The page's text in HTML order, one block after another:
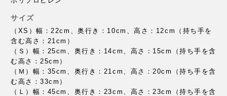
サイズ
（XS）幅：22cm、奥行き：10cm、高さ：12cm（持ち手を
含む高さ：21cm）
（Ｓ）幅：25cm、奥行き：14cm、高さ：15cm（持ち手を含
む高さ：25cm）
（Ｍ）幅：35cm、奥行き：21cm、高さ：20cm（持ち手を含
む高さ：33cm）
（Ｌ）幅：45cm、奥行き：23cm、高さ：23cm（持ち手を含